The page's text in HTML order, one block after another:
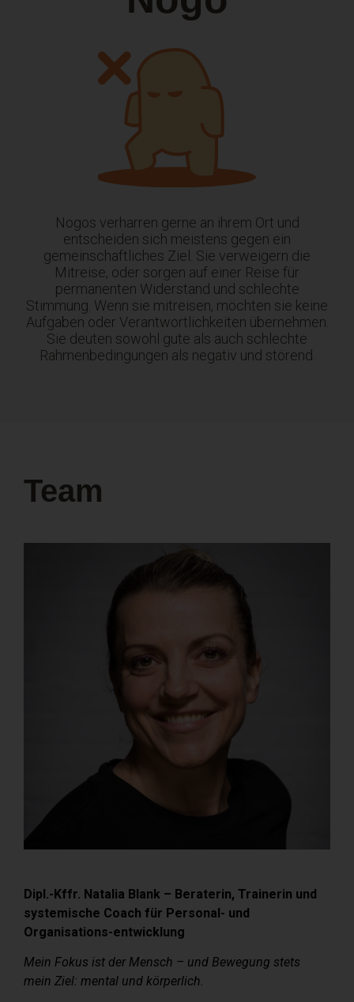
Nogos verharren gerne an ihrem Ort und
entscheiden sich meistens gegen ein
gemeinschaftliches Ziel. Sie verweigern die
Mitreise, oder sorgen auf einer Reise für
permanenten Widerstand und schlechte
Stimmung. Wenn sie mitreisen, möchten sie keine
Aufgaben oder Verantwortlichkeiten übernehmen.
Sie deuten sowohl gute als auch schlechte
Rahmenbedingungen als negativ und störend.
Team
Dipl.-Kffr. Natalia Blank – Beraterin, Trainerin und
systemische Coach für Personal- und
Organisations-entwicklung
Mein Fokus ist der Mensch – und Bewegung stets
mein Ziel: mental und körperlich.